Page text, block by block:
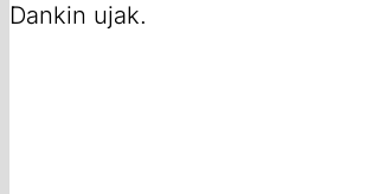
Dankin ujak.